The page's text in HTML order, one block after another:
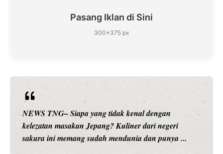
Pasang Iklan di Sini
300×375 px
...
NEWS TNG– Siapa sangka, dua nama
hiburan, Nunung Srimulat dan Vicky
merambah dunia kuliner dengan ...